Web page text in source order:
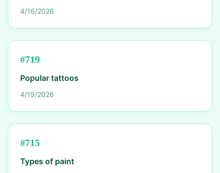
4/16/2026
#719
Popular tattoos
4/19/2026
#715
Types of paint